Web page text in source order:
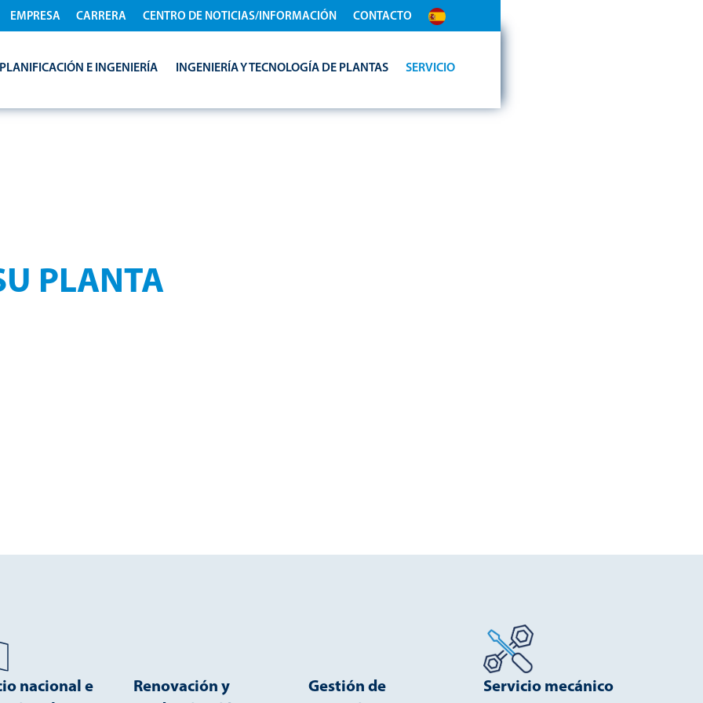
EMPRESA CARRERA CENTRO DE NOTICIAS/INFORMACIÓN CONTACTO
PLANIFICACIÓN E INGENIERÍA INGENIERÍA Y TECNOLOGÍA DE PLANTAS SERVICIO
PLANTA
nacional e
Renovación y
Gestión de
Servicio mecánico